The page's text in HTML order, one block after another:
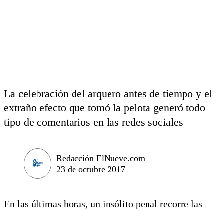
La celebración del arquero antes de tiempo y el
extraño efecto que tomó la pelota generó todo
tipo de comentarios en las redes sociales
Redacción ElNueve.com
23 de octubre 2017
En las últimas horas, un insólito penal recorre las